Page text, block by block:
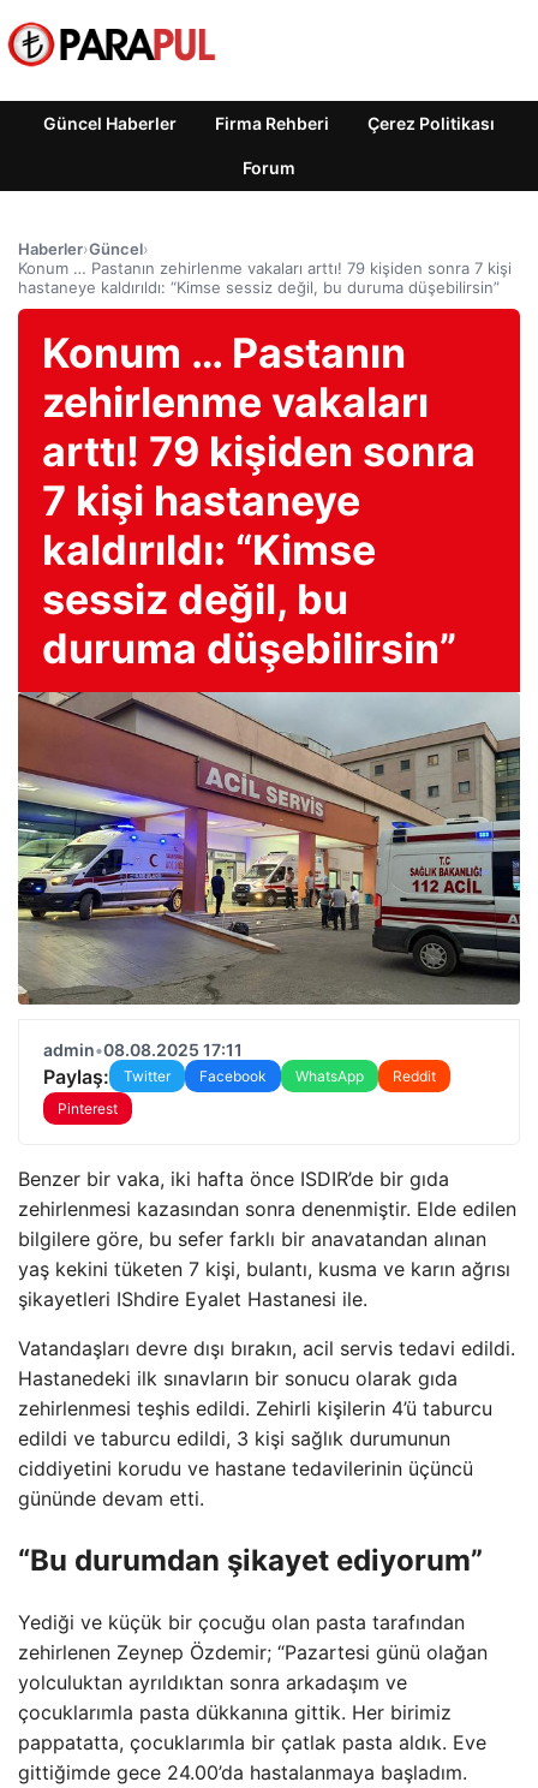
Güncel Haberler Firma Rehberi Çerez Politikası
Forum
Haberler›Güncel›
Konum … Pastanın zehirlenme vakaları arttı! 79 kişiden sonra 7 kişi
hastaneye kaldırıldı: “Kimse sessiz değil, bu duruma düşebilirsin”
Konum … Pastanın
zehirlenme vakaları
arttı! 79 kişiden sonra
7 kişi hastaneye
kaldırıldı: “Kimse
sessiz değil, bu
duruma düşebilirsin”
admin•08.08.2025 17:11
Paylaş: Twitter Facebook WhatsApp
Reddit
Pinterest
Benzer bir vaka, iki hafta önce ISDIR’de bir gıda
zehirlenmesi kazasından sonra denenmiştir. Elde edilen
bilgilere göre, bu sefer farklı bir anavatandan alınan
yaş kekini tüketen 7 kişi, bulantı, kusma ve karın ağrısı
şikayetleri IShdire Eyalet Hastanesi ile.
Vatandaşları devre dışı bırakın, acil servis tedavi edildi.
Hastanedeki ilk sınavların bir sonucu olarak gıda
zehirlenmesi teşhis edildi. Zehirli kişilerin 4’ü taburcu
edildi ve taburcu edildi, 3 kişi sağlık durumunun
ciddiyetini korudu ve hastane tedavilerinin üçüncü
gününde devam etti.
“Bu durumdan şikayet ediyorum”
Yediği ve küçük bir çocuğu olan pasta tarafından
zehirlenen Zeynep Özdemir; “Pazartesi günü olağan
yolculuktan ayrıldıktan sonra arkadaşım ve
çocuklarımla pasta dükkanına gittik. Her birimiz
pappatatta, çocuklarımla bir çatlak pasta aldık. Eve
gittiğimde gece 24.00’da hastalanmaya başladım.